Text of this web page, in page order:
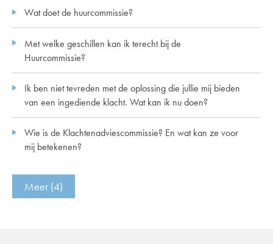
Wat doet de huurcommissie?
Met welke geschillen kan ik terecht bij de
Huurcommissie?
Ik ben niet tevreden met de oplossing die jullie mij bieden
van een ingediende klacht. Wat kan ik nu doen?
Wie is de Klachtenadviescommissie? En wat kan ze voor
mij betekenen?
Meer (4)